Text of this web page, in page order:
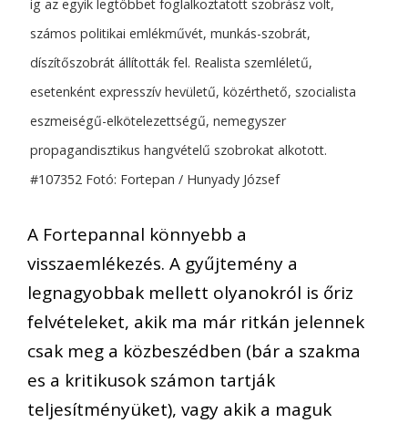
ig az egyik legtöbbet foglalkoztatott szobrász volt,
számos politikai emlékművét, munkás-szobrát,
díszítőszobrát állították fel. Realista szemléletű,
esetenként expresszív hevületű, közérthető, szocialista
eszmeiségű-elkötelezettségű, nemegyszer
propagandisztikus hangvételű szobrokat alkotott.
#107352 Fotó: Fortepan / Hunyady József
A Fortepannal könnyebb a
visszaemlékezés. A gyűjtemény a
legnagyobbak mellett olyanokról is őriz
felvételeket, akik ma már ritkán jelennek
csak meg a közbeszédben (bár a szakma
es a kritikusok számon tartják
teljesítményüket), vagy akik a maguk